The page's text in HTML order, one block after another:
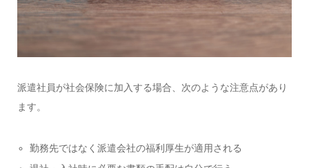
派遣社員が社会保険に加入する場合、次のような注意点があり
ます。
勤務先ではなく派遣会社の福利厚生が適用される